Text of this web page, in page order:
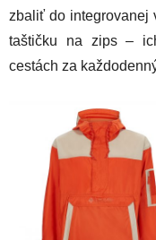
zbaliť do integrovanej
taštičku na zips –
cestách za